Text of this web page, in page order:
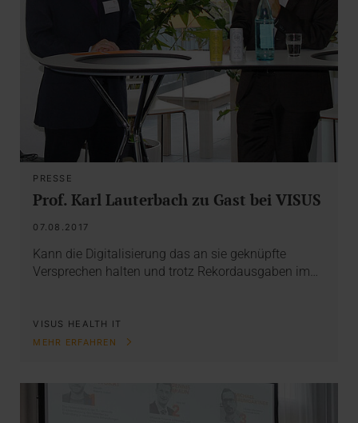
PRESSE
Prof. Karl Lauterbach zu Gast bei VISUS
07.08.2017
Kann die Digitalisierung das an sie geknüpfte
Versprechen halten und trotz Rekordausgaben im…
VISUS HEALTH IT
MEHR ERFAHREN